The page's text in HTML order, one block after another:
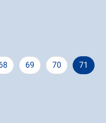
Page
69 Page
70
Page
courante
71